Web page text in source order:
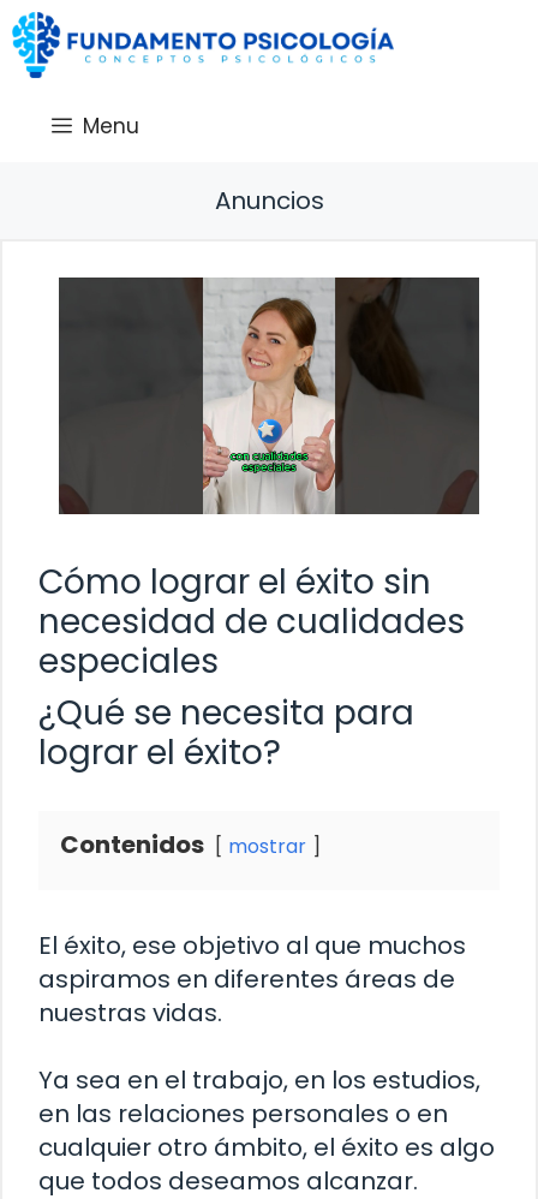
Saltar
al
contenido
Menu
Anuncios
Cómo lograr el éxito sin
necesidad de cualidades
especiales
¿Qué se necesita para
lograr el éxito?
Contenidos mostrar
El éxito, ese objetivo al que muchos
aspiramos en diferentes áreas de
nuestras vidas.
Ya sea en el trabajo, en los estudios,
en las relaciones personales o en
cualquier otro ámbito, el éxito es algo
que todos deseamos alcanzar.